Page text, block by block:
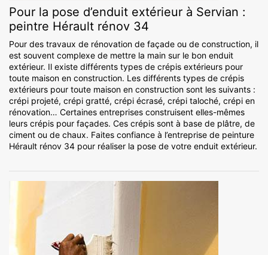
Pour la pose d’enduit extérieur à Servian :
peintre Hérault rénov 34
Pour des travaux de rénovation de façade ou de construction, il
est souvent complexe de mettre la main sur le bon enduit
extérieur. Il existe différents types de crépis extérieurs pour
toute maison en construction. Les différents types de crépis
extérieurs pour toute maison en construction sont les suivants :
crépi projeté, crépi gratté, crépi écrasé, crépi taloché, crépi en
rénovation… Certaines entreprises construisent elles-mêmes
leurs crépis pour façades. Ces crépis sont à base de plâtre, de
ciment ou de chaux. Faites confiance à l’entreprise de peinture
Hérault rénov 34 pour réaliser la pose de votre enduit extérieur.